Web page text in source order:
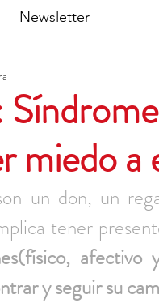
Newsletter
miedo a
un don, un
tener
afectivo
y seguir su